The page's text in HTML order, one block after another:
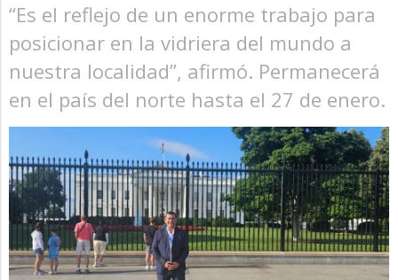
“Es el reflejo de un enorme trabajo para
posicionar en la vidriera del mundo a
nuestra localidad”, afirmó. Permanecerá
en el país del norte hasta el 27 de enero.